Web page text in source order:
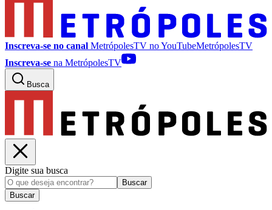
Inscreva-se no canal MetrópolesTV noYouTubeMetrópolesTV
Inscreva-se na MetrópolesTV
Busca
Digite sua busca
Buscar
Buscar